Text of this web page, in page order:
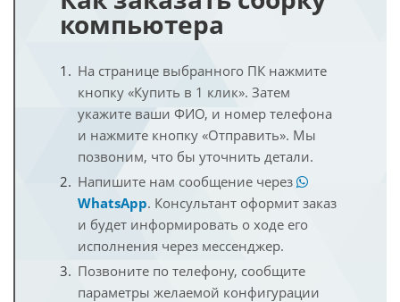
компьютера
На странице выбранного ПК нажмите
кнопку «Купить в 1 клик». Затем
укажите ваши ФИО, и номер телефона
и нажмите кнопку «Отправить». Мы
позвоним, что бы уточнить детали.
Напишите нам сообщение через
WhatsApp. Консультант оформит заказ
и будет информировать о ходе его
исполнения через мессенджер.
Позвоните по телефону, сообщите
параметры желаемой конфигурации